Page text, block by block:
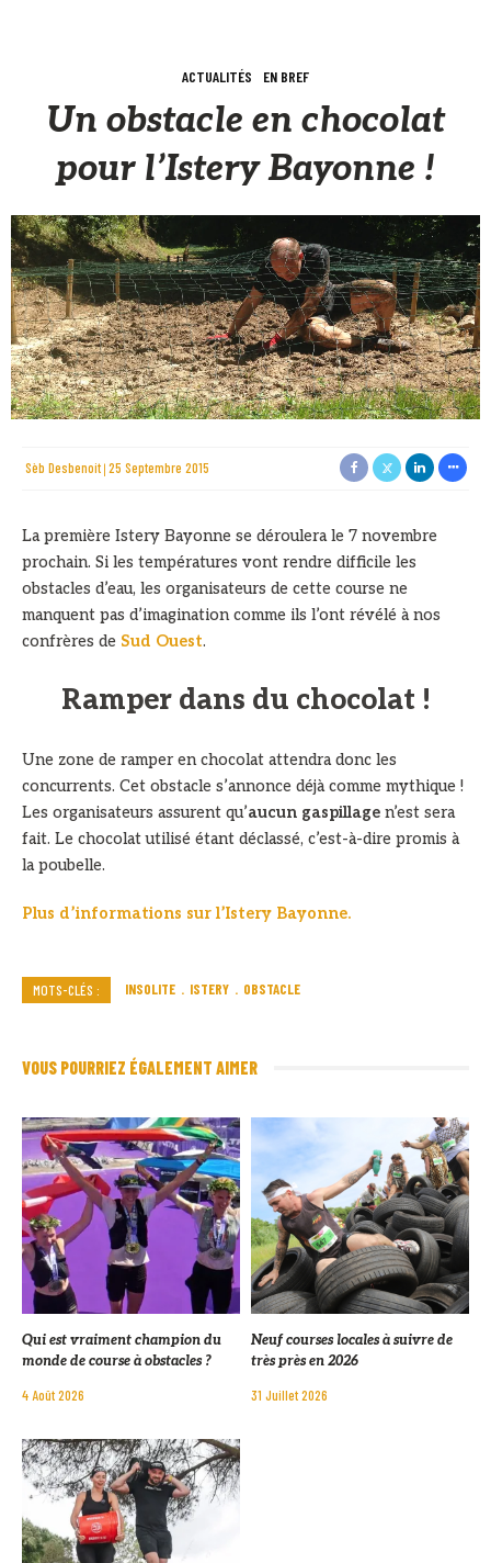
ACTUALITÉS EN BREF
Un obstacle en chocolat
pour l’Istery Bayonne !
Sèb Desbenoit 25 Septembre 2015
La première Istery Bayonne se déroulera le 7 novembre
prochain. Si les températures vont rendre difficile les
obstacles d’eau, les organisateurs de cette course ne
manquent pas d’imagination comme ils l’ont révélé à nos
confrères de Sud Ouest.
Ramper dans du chocolat !
Une zone de ramper en chocolat attendra donc les
concurrents. Cet obstacle s’annonce déjà comme mythique !
Les organisateurs assurent qu’aucun gaspillage n’est sera
fait. Le chocolat utilisé étant déclassé, c’est-à-dire promis à
la poubelle.
Plus d’informations sur l’Istery Bayonne.
MOTS-CLÉS : INSOLITE ISTERY OBSTACLE
VOUS POURRIEZ ÉGALEMENT AIMER
Qui est vraiment champion du
monde de course à obstacles ?
4 Août 2026
Neuf courses locales à suivre de
très près en 2026
31 Juillet 2026